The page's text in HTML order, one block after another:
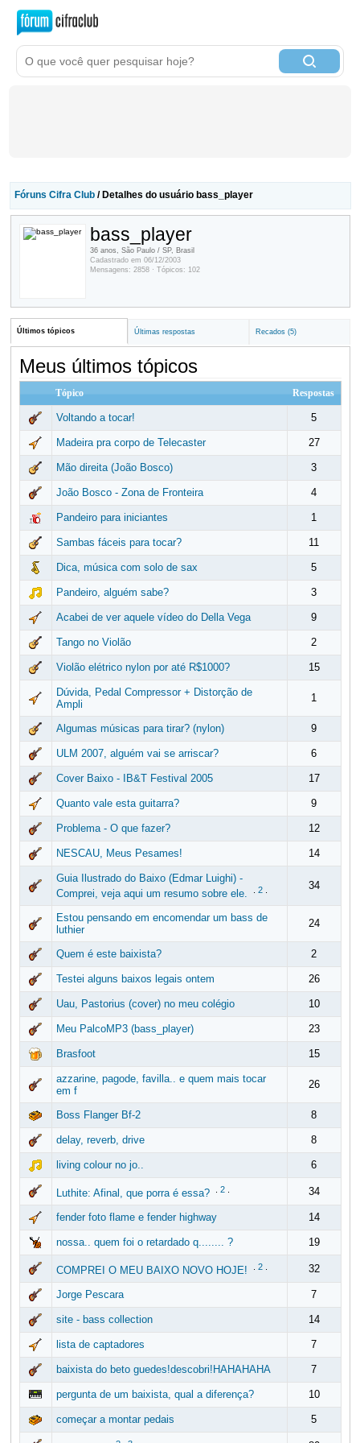
Fóruns Cifra Club/ Detalhes do usuário bass_player
bass_player
36 anos, São Paulo / SP, Brasil
Cadastrado em 06/12/2003
Mensagens: 2858 · Tópicos: 102
Últimos tópicos Últimas respostas Recados (5)
Meus últimos tópicos
Tópico Respostas
Voltando a tocar! 5
Madeira pra corpo de Telecaster 27
Mão direita (João Bosco) 3
João Bosco - Zona de Fronteira 4
Pandeiro para iniciantes 1
Sambas fáceis para tocar? 11
Dica, música com solo de sax 5
Pandeiro, alguém sabe? 3
Acabei de ver aquele vídeo do Della Vega 9
Tango no Violão 2
Violão elétrico nylon por até R$1000? 15
Dúvida, Pedal Compressor + Distorção de
Ampli
1
Algumas músicas para tirar? (nylon) 9
ULM 2007, alguém vai se arriscar? 6
Cover Baixo - IB&T Festival 2005 17
Quanto vale esta guitarra? 9
Problema - O que fazer? 12
NESCAU, Meus Pesames! 14
Guia Ilustrado do Baixo (Edmar Luighi) -
Comprei, veja aqui um resumo sobre ele.
2. 34
Estou pensando em encomendar um bass de
luthier
24
Quem é este baixista? 2
Testei alguns baixos legais ontem 26
Uau, Pastorius (cover) no meu colégio 10
Meu PalcoMP3 (bass_player) 23
Brasfoot 15
azzarine, pagode, favilla.. e quem mais tocar
em f
26
Boss Flanger Bf-2 8
delay, reverb, drive 8
living colour no jo.. 6
Luthite: Afinal, que porra é essa? 2. 34
fender foto flame e fender highway 14
nossa.. quem foi o retardado q........ ? 19
COMPREI O MEU BAIXO NOVO HOJE! 2. 32
Jorge Pescara 7
site - bass collection 14
lista de captadores 7
baixista do beto guedes!descobri!HAHAHAHA 7
pergunta de um baixista, qual a diferença? 10
começar a montar pedais 5